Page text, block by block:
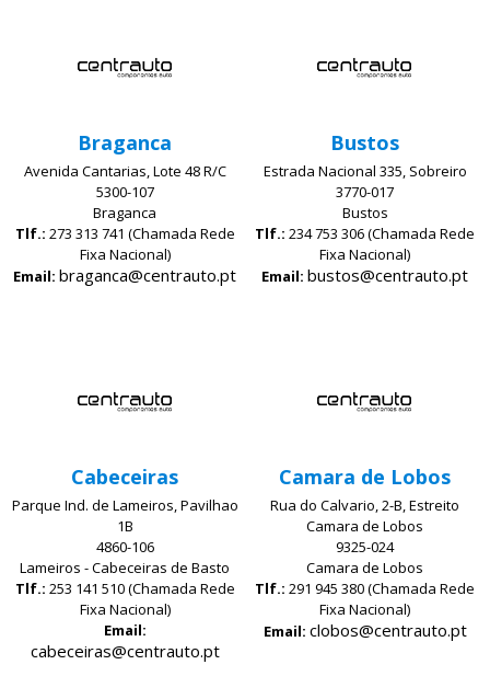
Braganca
Avenida Cantarias, Lote 48 R/C
5300-107
Braganca
Tlf.: 273 313 741 (Chamada Rede
Fixa Nacional)
Email: braganca@centrauto.pt
Bustos
Estrada Nacional 335, Sobreiro
3770-017
Bustos
Tlf.: 234 753 306 (Chamada Rede
Fixa Nacional)
Email: bustos@centrauto.pt
Cabeceiras
Parque Ind. de Lameiros, Pavilhao
1B
4860-106
Lameiros - Cabeceiras de Basto
Tlf.: 253 141 510 (Chamada Rede
Fixa Nacional)
Email:
cabeceiras@centrauto.pt
Camara de Lobos
Rua do Calvario, 2-B, Estreito
Camara de Lobos
9325-024
Camara de Lobos
Tlf.:291 945 380 (Chamada Rede
Fixa Nacional)
Email: clobos@centrauto.pt